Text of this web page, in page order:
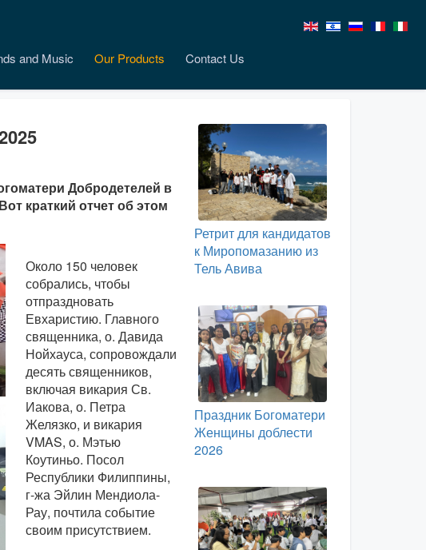
and Music Our Products Contact Us
Добродетелей в
краткий отчет об этом
Около 150 человек
собрались, чтобы
отпраздновать
Евхаристию. Главного
священника, о. Давида
Нойхауса, сопровождали
десять священников,
включая викария Св.
Иакова, о. Петра
Желязко, и викария
VMAS, о. Мэтью
Коутиньо. Посол
Республики Филиппины,
г-жа Эйлин Мендиола-
Рау, почтила событие
своим присутствием.
Ретрит для кандидатов
к Миропомазанию из
Тель Авива
Праздник Богоматери
Женщины доблести
2026